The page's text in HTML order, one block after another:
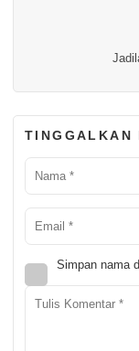
TINGGALKAN
Simpan nama